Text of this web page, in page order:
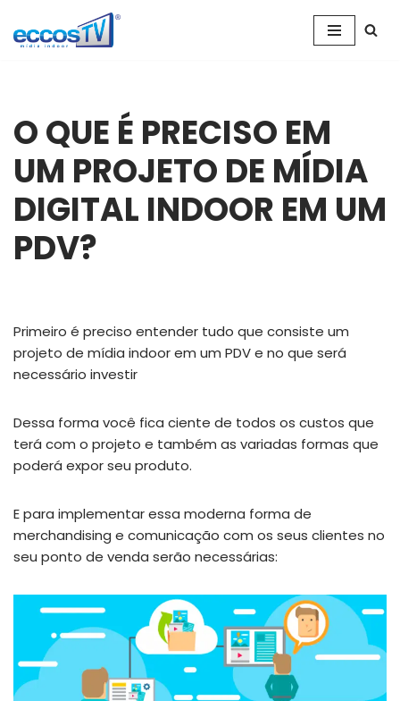
Pular
O QUE É PRECISO EM
UM PROJETO DE MÍDIA
DIGITAL INDOOR EM UM
PDV?
Primeiro é preciso entender tudo que consiste um
projeto de mídia indoor em um PDV e no que será
necessário investir
Dessa forma você fica ciente de todos os custos que
terá com o projeto e também as variadas formas que
poderá expor seu produto.
E para implementar essa moderna forma de
merchandising e comunicação com os seus clientes no
seu ponto de venda serão necessárias: